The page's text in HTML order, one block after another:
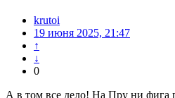
krutoi
19 июня 2025, 21:47
↑
↓
0
А в том все дело! На Пру ни фига